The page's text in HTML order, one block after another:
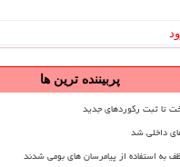
پربیننده ترین ها
تا ثبت رکوردهای جدید
داخلی شد
به استفاده از پیامرسان های بومی شدند